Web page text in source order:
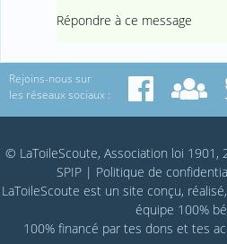
Répondre à ce message
Rejoins-nous sur
les réseaux sociaux :
© LaToileScoute, Association loi 1901,
SPIP| Politique de
LaToileScoute est un site conçu,
équipe 100%
100% financé par tes dons et tes